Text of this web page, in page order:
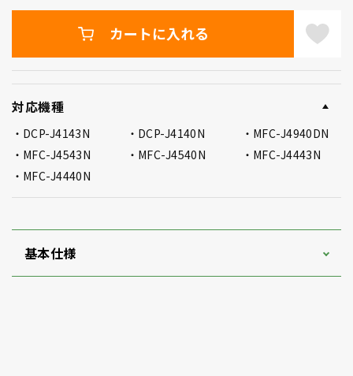
カートに入れる
対応機種
DCP-J4143N DCP-J4140N
MFC-J4940DN
MFC-J4543N
MFC-J4540N
MFC-J4443N
MFC-J4440N
基本仕様